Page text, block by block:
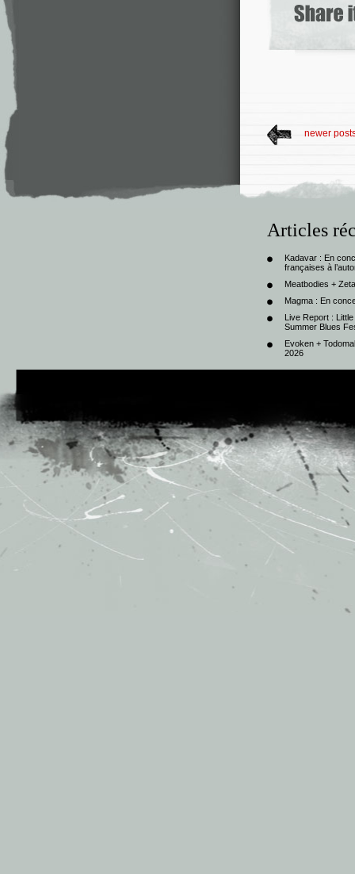
newer
Articles
Kadavar : En
françaises à
Meatbodies +
Magma : En
Live Report :
Summer Blues
Evoken +
2026